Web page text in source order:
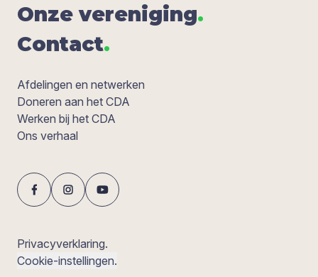
Onze ver­e­ni­ging.
Con­tact.
Afdelingen en netwerken
Doneren aan het CDA
Werken bij het CDA
Ons verhaal
Privacyverklaring.
Cookie-instellingen.